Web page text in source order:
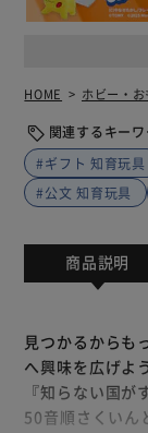
HOME ホビー・お
関連するキーワ
#ギフト 知育玩具
#公文 知育玩具
商品説明
見つかるからも
へ興味を広げよ
『知らない国
50音順さくいん